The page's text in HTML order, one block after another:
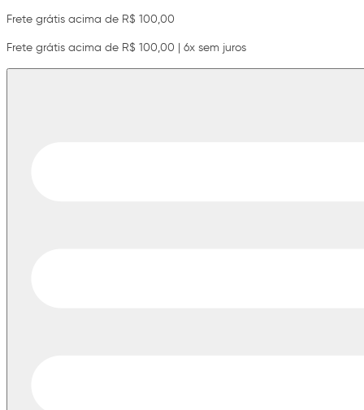
Frete grátis acima de R$ 100,00
Frete grátis acima de R$ 100,00 | 6x sem juros